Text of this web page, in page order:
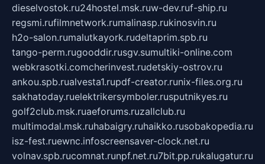
dieselvostok.ru24hostel.msk.ruw-dev.ruf-ship.ru
regsmi.rufilmnetwork.rumalinasp.rukinosvin.ru
h2o-salon.rumalutkayork.rudeltaprim.spb.ru
tango-perm.rugooddir.rusgv.sumultiki-online.com
webkrasotki.comcherinvest.rudetskiy-ostrov.ru
ankou.spb.rualvesta1.rupdf-creator.runix-files.org.ru
sakhatoday.ruelektrikersymboler.rusputnikyes.ru
golf2club.msk.ruaeforums.ruzallclub.ru
multimodal.msk.ruhabaigry.ruhaikko.rusobakopedia.ru
isz-fest.ruewnc.infoscreensaver-clock.net.ru
volnav.spb.rucomnat.runpf.net.ru7bit.pp.rukalugatur.ru